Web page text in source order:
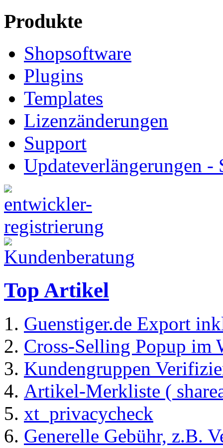
Produkte
Shopsoftware
Plugins
Templates
Lizenzänderungen
Support
Updateverlängerungen -
Top Artikel
Guenstiger.de Export
Cross-Selling Popup im
Kundengruppen
Artikel-Merkliste (
xt_privacycheck
Generelle Gebühr, z.B.